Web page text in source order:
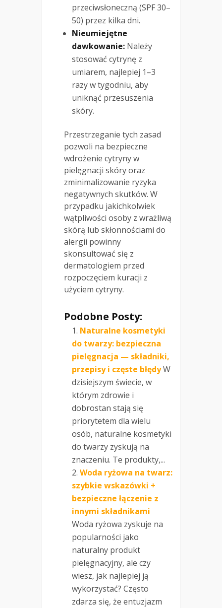
przeciwsłoneczną (SPF 30–
50) przez kilka dni.
Nieumiejętne
dawkowanie: Należy
stosować cytrynę z
umiarem, najlepiej 1–3
razy w tygodniu, aby
uniknąć przesuszenia
skóry.
Przestrzeganie tych zasad
pozwoli na bezpieczne
wdrożenie cytryny w
pielęgnacji skóry oraz
zminimalizowanie ryzyka
negatywnych skutków. W
przypadku jakichkolwiek
wątpliwości osoby z wrażliwą
skórą lub skłonnościami do
alergii powinny
skonsultować się z
dermatologiem przed
rozpoczęciem kuracji z
użyciem cytryny.
Podobne Posty:
Naturalne kosmetyki
do twarzy: bezpieczna
pielęgnacja — składniki,
przepisy i częste błędyW
dzisiejszym świecie, w
którym zdrowie i
dobrostan stają się
priorytetem dla wielu
osób, naturalne kosmetyki
do twarzy zyskują na
znaczeniu. Te produkty,...
Woda ryżowa na twarz:
szybkie wskazówki +
bezpieczne łączenie z
innymi składnikami
Woda ryżowa zyskuje na
popularności jako
naturalny produkt
pielęgnacyjny, ale czy
wiesz, jak najlepiej ją
wykorzystać? Często
zdarza się, że entuzjazm